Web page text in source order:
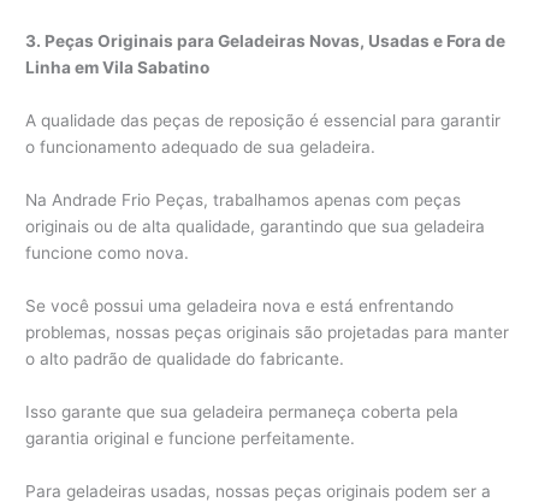
3. Peças Originais para Geladeiras Novas, Usadas e Fora de
Linha em Vila Sabatino
A qualidade das peças de reposição é essencial para garantir
o funcionamento adequado de sua geladeira.
Na Andrade Frio Peças, trabalhamos apenas com peças
originais ou de alta qualidade, garantindo que sua geladeira
funcione como nova.
Se você possui uma geladeira nova e está enfrentando
problemas, nossas peças originais são projetadas para manter
o alto padrão de qualidade do fabricante.
Isso garante que sua geladeira permaneça coberta pela
garantia original e funcione perfeitamente.
Para geladeiras usadas, nossas peças originais podem ser a